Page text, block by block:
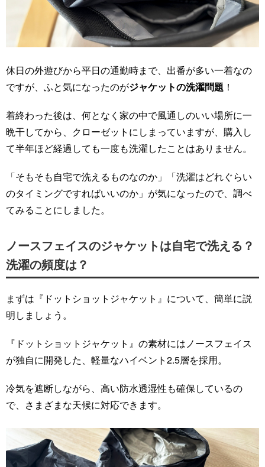
休日の外遊びから平日の通勤時まで、出番が多い一着なの
ですが、ふと気になったのがジャケットの洗濯問題 ！
着終わった後は、何となく家の中で風通しのいい場所に一
晩干してから、クローゼットにしまっていますが、購入し
て半年ほど経過しても一度も洗濯したことはありません。
「そもそも自宅で洗えるものなのか」「洗濯はどれぐらい
のタイミングですればいいのか」が気になったので、調べ
てみることにしました。
ノースフェイスのジャケットは自宅で洗える？
洗濯の頻度は？
まずは『ドットショットジャケット』について、簡単に説
明しましょう。
『ドットショットジャケット』の素材にはノースフェイス
が独自に開発した、軽量なハイベント2.5層を採用。
冷気を遮断しながら、高い防水透湿性も確保しているの
で、さまざまな天候に対応できます。